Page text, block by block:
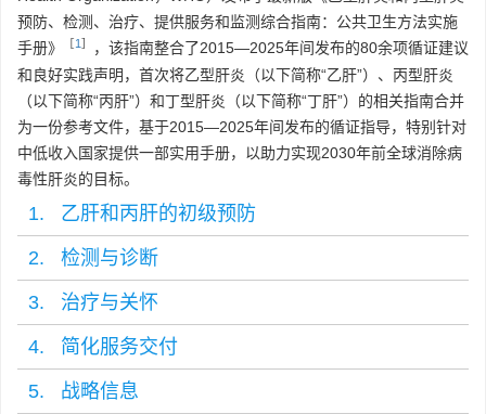
预防、检测、治疗、提供服务和监测综合指南：公共卫生方法实施
手册》
［1］
，该指南整合了2015—2025年间发布的80余项循证建议
和良好实践声明，首次将乙型肝炎（以下简称“乙肝”）、丙型肝炎
（以下简称“丙肝”）和丁型肝炎（以下简称“丁肝”）的相关指南合并
为一份参考文件，基于2015—2025年间发布的循证指导，特别针对
中低收入国家提供一部实用手册，以助力实现2030年前全球消除病
毒性肝炎的目标。
1. 乙肝和丙肝的初级预防
2. 检测与诊断
3. 治疗与关怀
4. 简化服务交付
5. 战略信息